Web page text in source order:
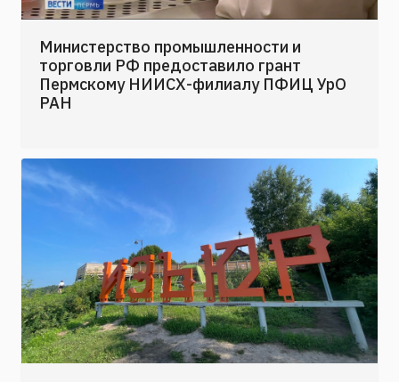
Министерство промышленности и
торговли РФ предоставило грант
Пермскому НИИСХ-филиалу ПФИЦ УрО
РАН